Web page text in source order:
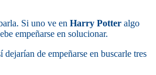
Si uno ve en Harry Potter algo
empeñarse en solucionar.
dejarían de empeñarse en buscarle tres